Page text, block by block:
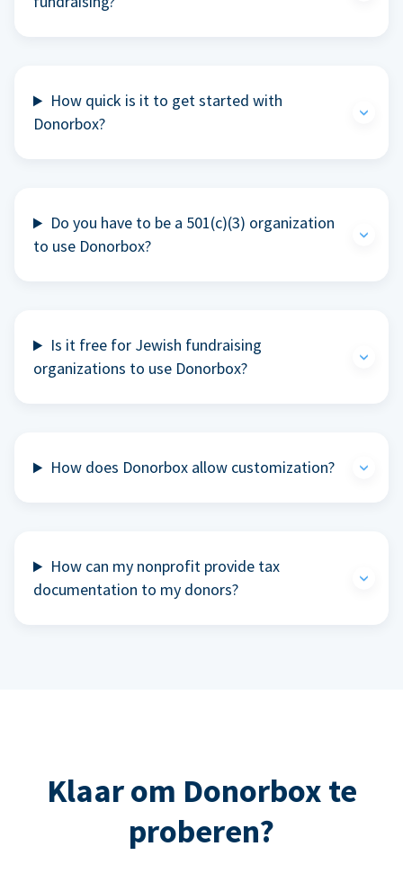
How quick is it to get started with
Donorbox?
Do you have to be a 501(c)(3) organization
to use Donorbox?
Is it free for Jewish fundraising
organizations to use Donorbox?
How does Donorbox allow customization?
How can my nonprofit provide tax
documentation to my donors?
Klaar om Donorbox te
proberen?